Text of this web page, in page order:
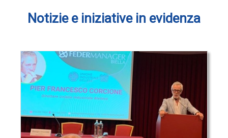
Notizie e iniziative in evidenza